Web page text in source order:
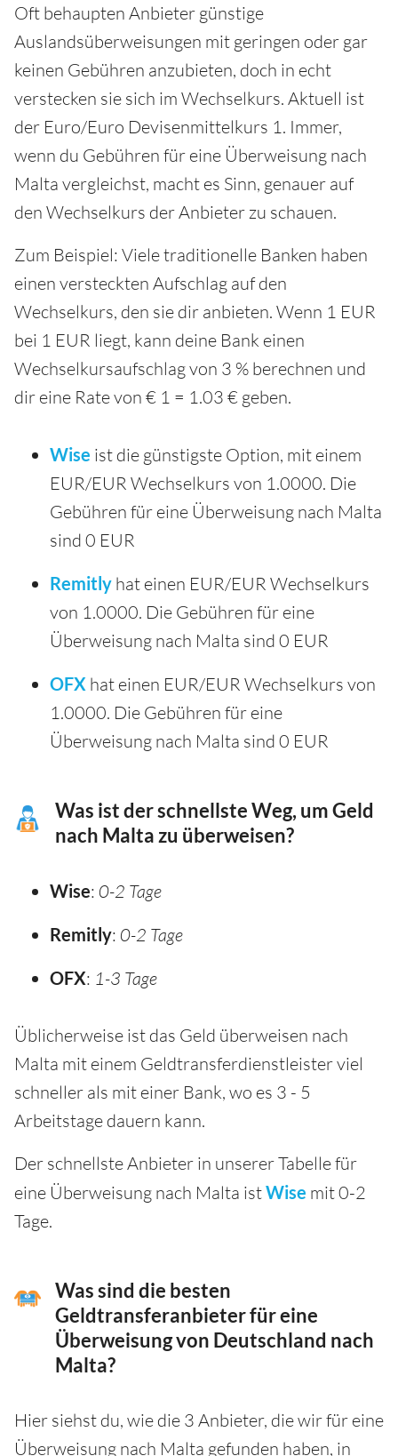
Oft behaupten Anbieter günstige
Auslandsüberweisungen mit geringen oder gar
keinen Gebühren anzubieten, doch in echt
verstecken sie sich im Wechselkurs. Aktuell ist
der Euro/Euro Devisenmittelkurs 1. Immer,
wenn du Gebühren für eine Überweisung nach
Malta vergleichst, macht es Sinn, genauer auf
den Wechselkurs der Anbieter zu schauen.
Zum Beispiel: Viele traditionelle Banken haben
einen versteckten Aufschlag auf den
Wechselkurs, den sie dir anbieten. Wenn 1 EUR
bei 1 EUR liegt, kann deine Bank einen
Wechselkursaufschlag von 3 % berechnen und
dir eine Rate von € 1 = 1.03 € geben.
Wise ist die günstigste Option, mit einem
EUR/EUR Wechselkurs von 1.0000. Die
Gebühren für eine Überweisung nach Malta
sind 0 EUR
Remitly hat einen EUR/EUR Wechselkurs
von 1.0000. Die Gebühren für eine
Überweisung nach Malta sind 0 EUR
OFX hat einen EUR/EUR Wechselkurs von
1.0000. Die Gebühren für eine
Überweisung nach Malta sind 0 EUR
Was ist der schnellste Weg, um Geld
nach Malta zu überweisen?
Wise: 0-2 Tage
Remitly: 0-2 Tage
OFX: 1-3 Tage
Üblicherweise ist das Geld überweisen nach
Malta mit einem Geldtransferdienstleister viel
schneller als mit einer Bank, wo es 3 - 5
Arbeitstage dauern kann.
Der schnellste Anbieter in unserer Tabelle für
eine Überweisung nach Malta istWise mit 0-2
Tage.
Was sind die besten
Geldtransferanbieter für eine
Überweisung von Deutschland nach
Malta?
Hier siehst du, wie die 3 Anbieter, die wir für eine
Überweisung nach Malta gefunden haben, in